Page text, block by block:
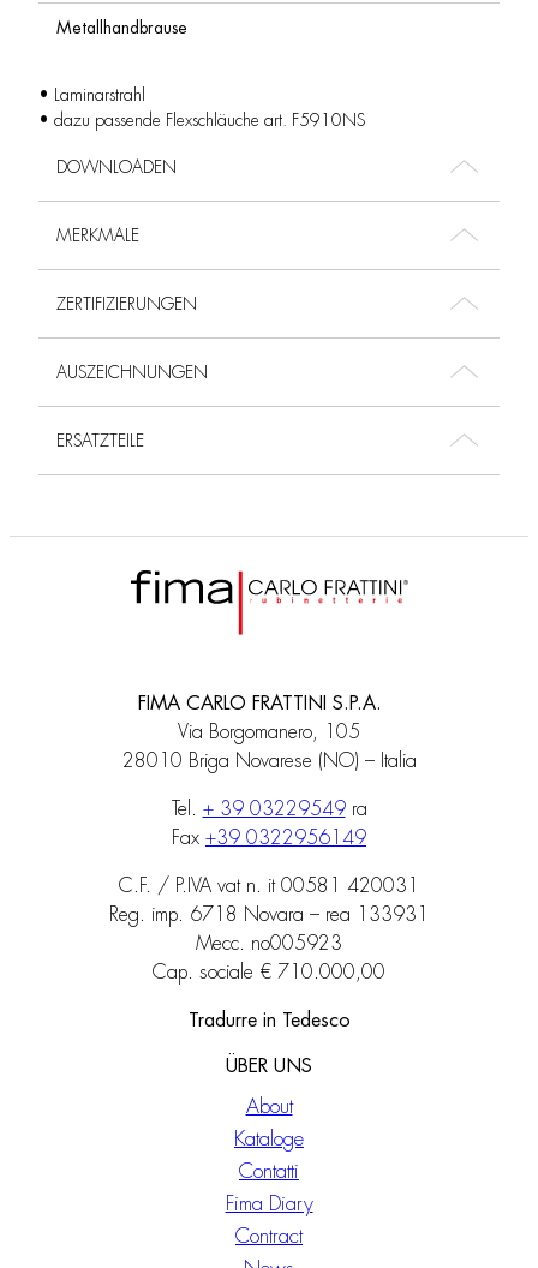
Metallhandbrause
• Laminarstrahl
• dazu passende Flexschläuche art. F5910NS
DOWNLOADEN
MERKMALE
ZERTIFIZIERUNGEN
AUSZEICHNUNGEN
ERSATZTEILE
FIMA CARLO FRATTINI S.P.A.
Via Borgomanero, 105
28010 Briga Novarese (NO) – Italia
Tel. + 39 03229549ra
Fax +39 0322956149
C.F. / P.IVA vat n. it 00581 420031
Reg. imp. 6718 Novara – rea 133931
Mecc. no005923
Cap. sociale € 710.000,00
Tradurre in Tedesco
ÜBER UNS
About
Kataloge
Contatti
Fima Diary
Contract